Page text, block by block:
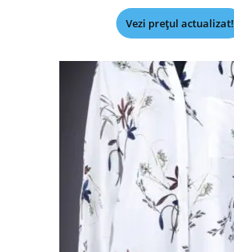
Vezi prețul actualizat!